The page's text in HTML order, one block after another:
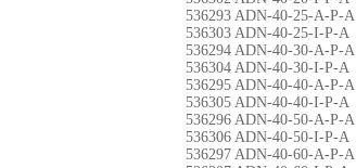
536293 ADN-40-25-A-P-A
536303 ADN-40-25-I-P-A
536294 ADN-40-30-A-P-A
536304 ADN-40-30-I-P-A
536295 ADN-40-40-A-P-A
536305 ADN-40-40-I-P-A
536296 ADN-40-50-A-P-A
536306 ADN-40-50-I-P-A
536297 ADN-40-60-A-P-A